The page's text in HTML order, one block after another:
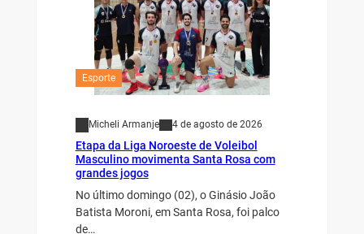
Esporte
Micheli Armanje 4 de agosto de 2026
Etapa da Liga Noroeste de Voleibol
Masculino movimenta Santa Rosa com
grandes jogos
No último domingo (02), o Ginásio João
Batista Moroni, em Santa Rosa, foi palco
de…